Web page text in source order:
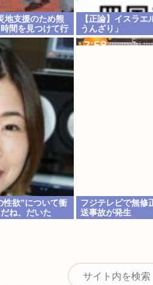
地支援のため熊
間を見つけて行
【正論】イスラ
うんざり」
性欲”について衝
ね、だいた
フジテレビで無修
送事故が発生